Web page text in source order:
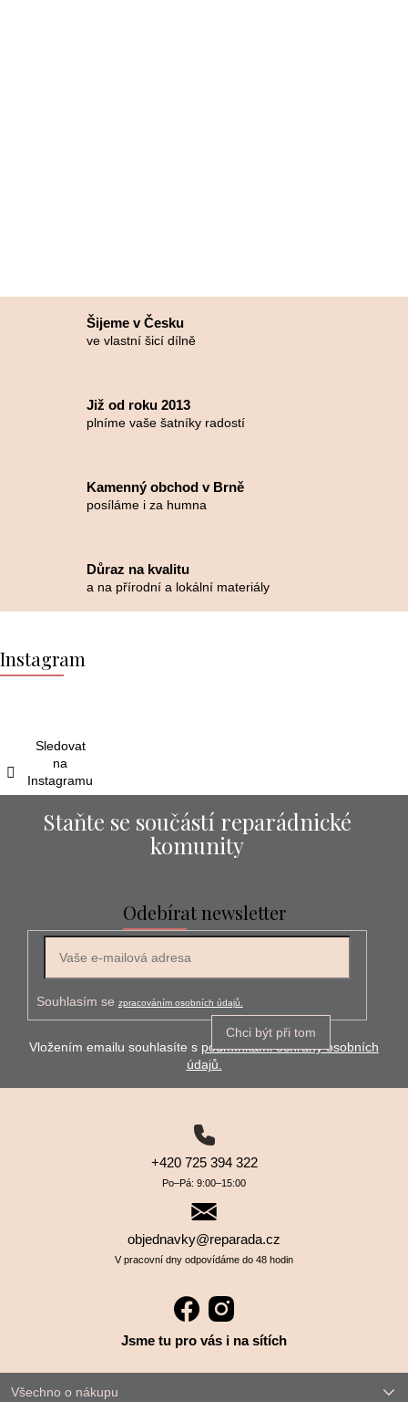
Šijeme v Česku
ve vlastní šicí dílně
Již od roku 2013
plníme vaše šatníky radostí
Kamenný obchod v Brně
posíláme i za humna
Důraz na kvalitu
a na přírodní a lokální materiály
á
p
Instagram
Sledovat
na
Instagramu
Staňte se součástí reparádnické
komunity
Odebírat newsletter
Souhlasím se zpracováním osobních údajů.
Chci být při tom
Vložením emailu souhlasíte s podmínkami ochrany osobních
údajů.
+420 725 394 322
Po–⁠⁠⁠⁠⁠⁠Pá: 9:00–⁠⁠⁠⁠⁠⁠15:00
objednavky@reparada.cz
V pracovní dny odpovídáme do 48 hodin
Jsme tu pro vás i na sítích
Všechno o nákupu